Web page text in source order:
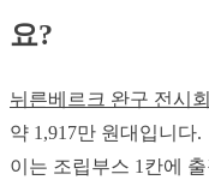
요?
뉘른베르크 완구 전시회
약 1,917만 원대입니다.
이는 조립부스 1칸에